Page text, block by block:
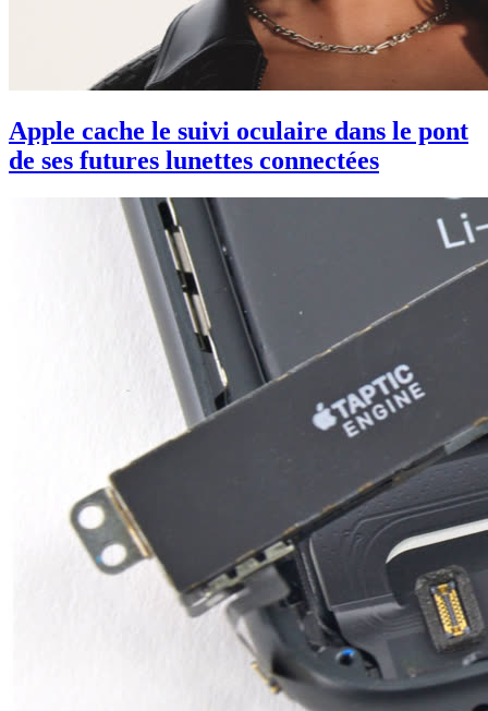
Apple cache le suivi oculaire dans le pont
de ses futures lunettes connectées